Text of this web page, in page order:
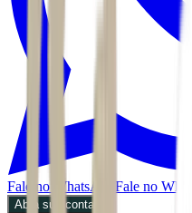
Fale no WhatsApp Fale no
Abra sua conta